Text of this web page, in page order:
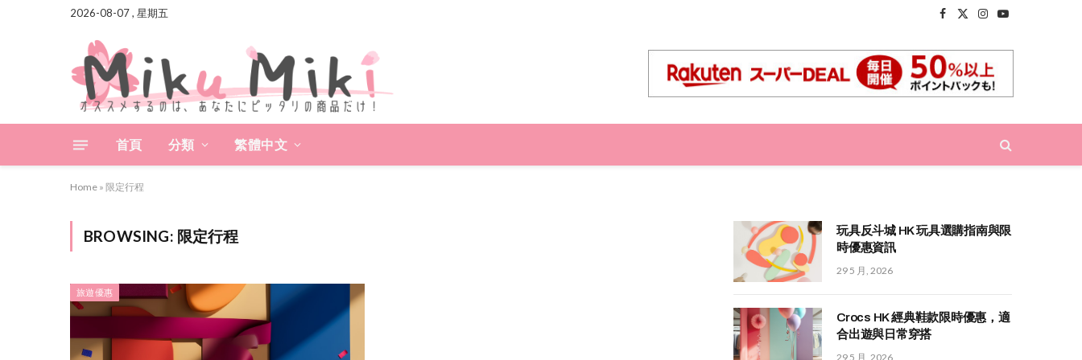
2026-08-07 , 星期五
Facebook
X
Instagram
YouTube
首頁 分類 繁體中文
Home » 限定行程
BROWSING: 限定行程
旅遊優惠
玩具反斗城 HK 玩具選購指南與限
時優惠資訊
29 5 月, 2026
Crocs HK 經典鞋款限時優惠，適
合出遊與日常穿搭
29 5 月, 2026